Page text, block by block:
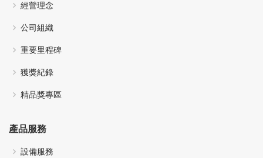
經營理念
公司組織
重要里程碑
獲獎紀錄
精品獎專區
產品服務
設備服務